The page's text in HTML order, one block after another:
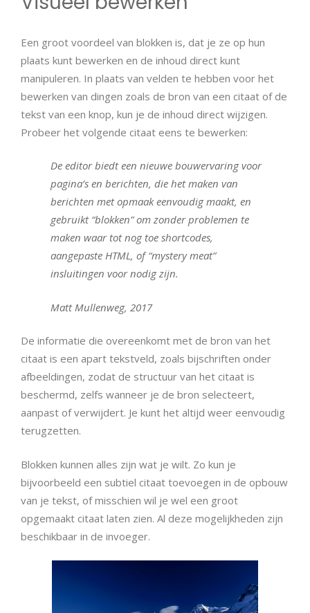
Een groot voordeel van blokken is, dat je ze op hun
plaats kunt bewerken en de inhoud direct kunt
manipuleren. In plaats van velden te hebben voor het
bewerken van dingen zoals de bron van een citaat of de
tekst van een knop, kun je de inhoud direct wijzigen.
Probeer het volgende citaat eens te bewerken:
De editor biedt een nieuwe bouwervaring voor
pagina’s en berichten, die het maken van
berichten met opmaak eenvoudig maakt, en
gebruikt “blokken” om zonder problemen te
maken waar tot nog toe shortcodes,
aangepaste HTML, of “mystery meat”
insluitingen voor nodig zijn.
Matt Mullenweg, 2017
De informatie die overeenkomt met de bron van het
citaat is een apart tekstveld, zoals bijschriften onder
afbeeldingen, zodat de structuur van het citaat is
beschermd, zelfs wanneer je de bron selecteert,
aanpast of verwijdert. Je kunt het altijd weer eenvoudig
terugzetten.
Blokken kunnen alles zijn wat je wilt. Zo kun je
bijvoorbeeld een subtiel citaat toevoegen in de opbouw
van je tekst, of misschien wil je wel een groot
opgemaakt citaat laten zien. Al deze mogelijkheden zijn
beschikbaar in de invoeger.